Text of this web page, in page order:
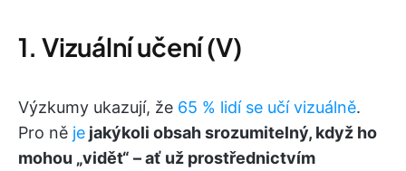
1. Vizuální učení (V)
Výzkumy ukazují, že 65 % lidí se učí vizuálně.
Pro ně je jakýkoli obsah srozumitelný, když ho
mohou „vidět“ – ať už prostřednictvím